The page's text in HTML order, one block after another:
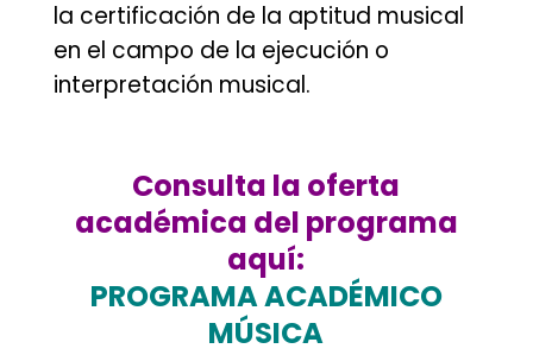
la certificación de la aptitud musical
en el campo de la ejecución o
interpretación musical.
Consulta la oferta
académica del programa
aquí:
PROGRAMA ACADÉMICO
MÚSICA